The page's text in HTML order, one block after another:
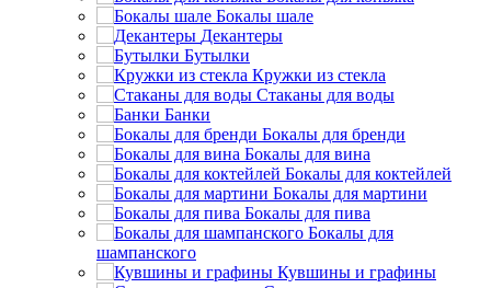
Бокалы шале
Декантеры
Бутылки
Кружки из стекла
Стаканы для воды
Банки
Бокалы для бренди
Бокалы для вина
Бокалы для коктейлей
Бокалы для мартини
Бокалы для пива
Бокалы для
шампанского
Кувшины и графины